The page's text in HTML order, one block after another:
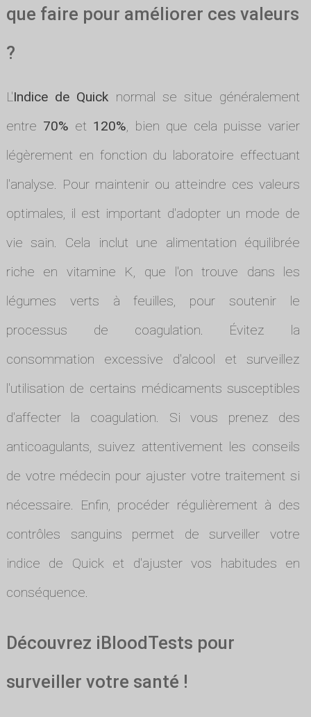
que faire pour améliorer ces valeurs
?
L'Indice de Quick normal se situe généralement
entre 70% et 120%, bien que cela puisse varier
légèrement en fonction du laboratoire effectuant
l'analyse. Pour maintenir ou atteindre ces valeurs
optimales, il est important d'adopter un mode de
vie sain. Cela inclut une alimentation équilibrée
riche en vitamine K, que l'on trouve dans les
légumes verts à feuilles, pour soutenir le
processus de coagulation. Évitez la
consommation excessive d'alcool et surveillez
l'utilisation de certains médicaments susceptibles
d'affecter la coagulation. Si vous prenez des
anticoagulants, suivez attentivement les conseils
de votre médecin pour ajuster votre traitement si
nécessaire. Enfin, procéder régulièrement à des
contrôles sanguins permet de surveiller votre
indice de Quick et d'ajuster vos habitudes en
conséquence.
Découvrez iBloodTests pour
surveiller votre santé !